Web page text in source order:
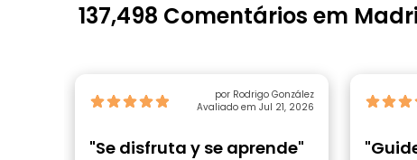
137,498 Comentários em
por Rodrigo González
Avaliado em Jul 21, 2026
"Se disfruta y se aprende"